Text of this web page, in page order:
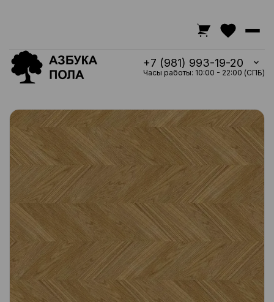
+7 (981) 993-19-20
Часы работы: 10:00 - 22:00 (СПБ)